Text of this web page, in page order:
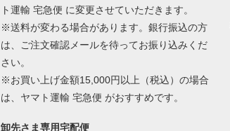
ト運輸 宅急便 に変更させていただきます。
※送料が変わる場合があります。銀行振込の方
は、ご注文確認メールを待ってお振り込みくだ
さい。
※お買い上げ金額15,000円以上（税込）の場合
は、ヤマト運輸 宅急便 がおすすめです。
卸先さま専用宅配便